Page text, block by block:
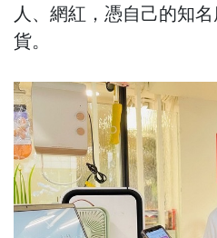
人、網紅，憑自己的知
貨。